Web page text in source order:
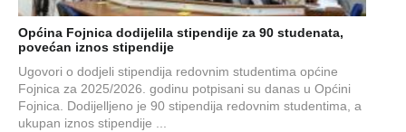
Općina Fojnica dodijelila stipendije za 90 studenata,
povećan iznos stipendije
Ugovori o dodjeli stipendija redovnim studentima općine
Fojnica za 2025/2026. godinu potpisani su danas u Općini
Fojnica. Dodijelljeno je 90 stipendija redovnim studentima, a
ukupan iznos stipendije ...